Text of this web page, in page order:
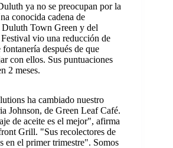
ya no se preocupan por la
conocida cadena de
Duluth Town Green y del
vio una reducción de
después de que
con ellos. Sus puntuaciones
2 meses.
ha cambiado nuestro
Johnson, de Green Leaf Café.
de aceite es el mejor", afirma
Grill. "Sus recolectores de
en el primer trimestre". Somos